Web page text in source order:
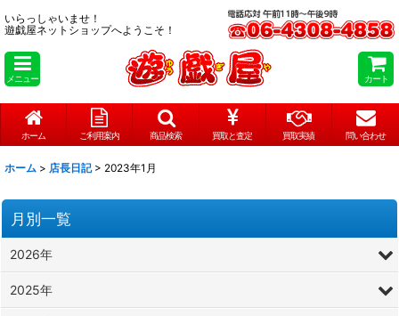
いらっしゃいませ！
遊戯屋ネットショップへようこそ！
メニュー カート
ホーム ご利用案内 商品検索 買取と査定 買取実績 問い合わせ
ホーム > 店長日記 > 2023年1月
月別一覧
2026年
2025年